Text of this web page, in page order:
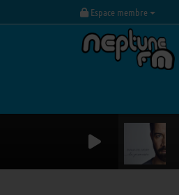
Espace membre